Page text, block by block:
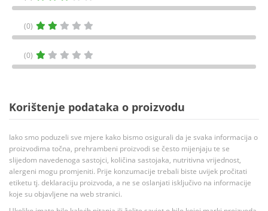
(0)
(0)
Korištenje podataka o proizvodu
Iako smo poduzeli sve mjere kako bismo osigurali da je svaka informacija o
proizvodima točna, prehrambeni proizvodi se često mijenjaju te se
slijedom navedenoga sastojci, količina sastojaka, nutritivna vrijednost,
alergeni mogu promjeniti. Prije konzumacije trebali biste uvijek pročitati
etiketu tj. deklaraciju proizvoda, a ne se oslanjati isključivo na informacije
koje su objavljene na web stranici.